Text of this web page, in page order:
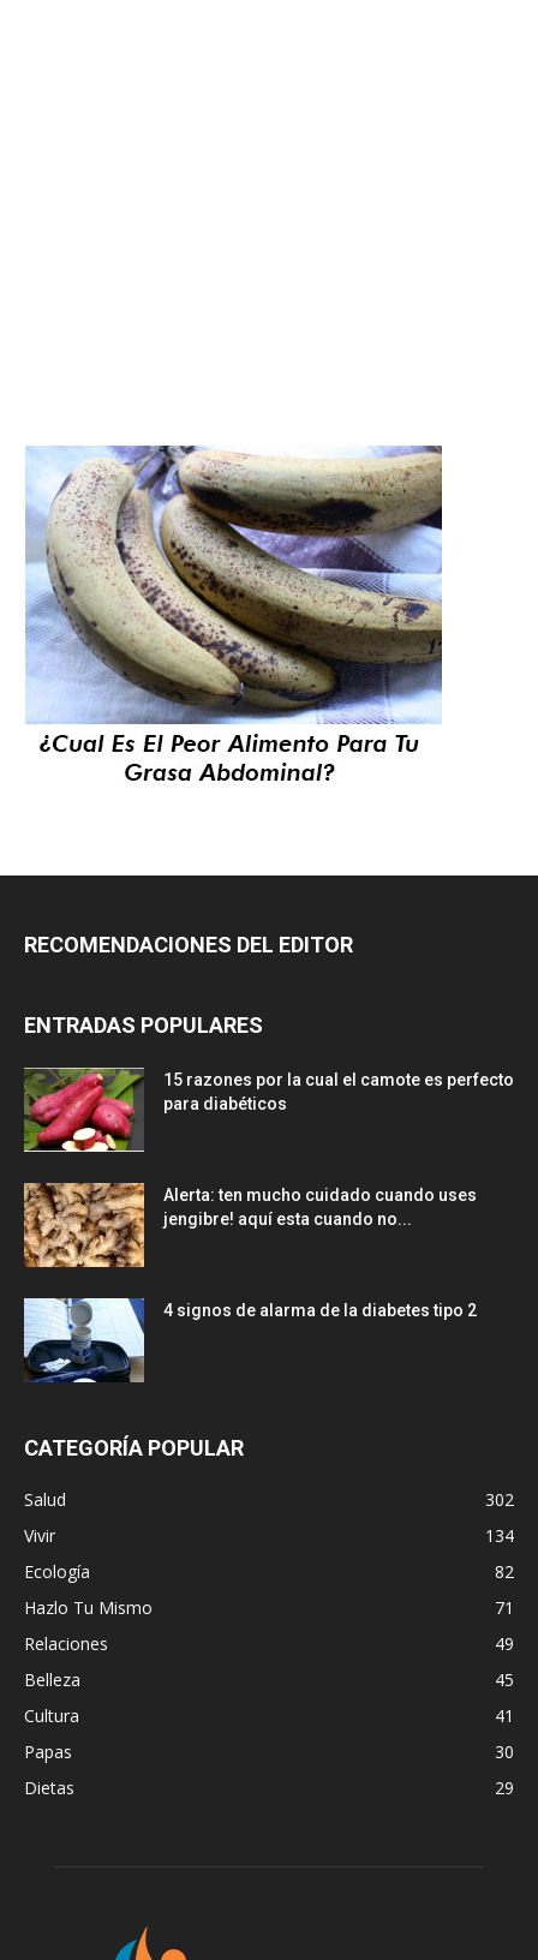
RECOMENDACIONES DEL EDITOR
ENTRADAS POPULARES
15 razones por la cual el camote es perfecto
para diabéticos
Alerta: ten mucho cuidado cuando uses
jengibre! aquí esta cuando no...
4 signos de alarma de la diabetes tipo 2
CATEGORÍA POPULAR
Salud
302
Vivir
134
Ecología
82
Hazlo Tu Mismo
71
Relaciones
49
Belleza
45
Cultura
41
Papas
30
Dietas
29